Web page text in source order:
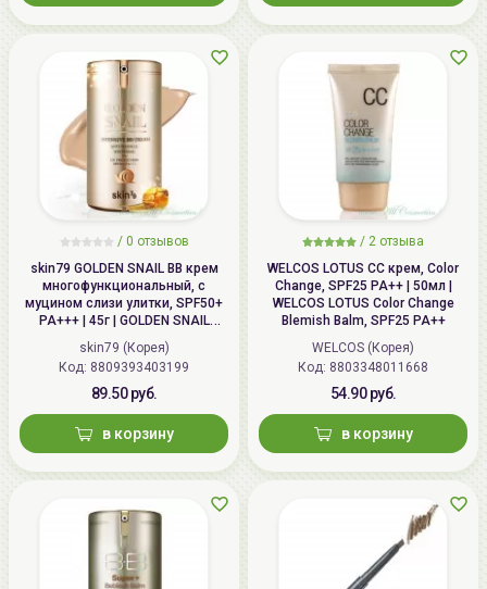
/ 0 отзывов
skin79 GOLDEN SNAIL ВВ крем
многофункциональный, с
муцином слизи улитки, SPF50+
PA+++ | 45г | GOLDEN SNAIL
Intensive BB Cream, SPF50+
PA+++
skin79 (Корея)
Код: 8809393403199
89.50 руб.
в корзину
/ 2 отзыва
WELCOS LOTUS СС крем, Color
Change, SPF25 PA++ | 50мл |
WELCOS LOTUS Color Change
Blemish Balm, SPF25 PA++
WELCOS (Корея)
Код: 8803348011668
54.90 руб.
в корзину